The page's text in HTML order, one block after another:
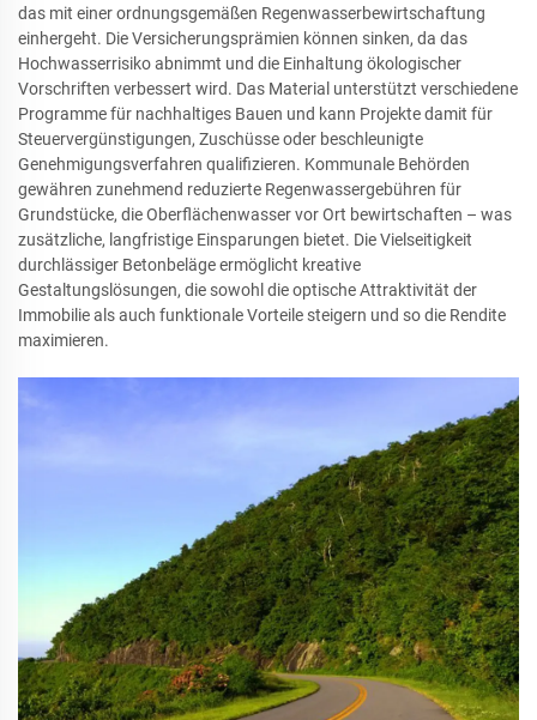
das mit einer ordnungsgemäßen Regenwasserbewirtschaftung
einhergeht. Die Versicherungsprämien können sinken, da das
Hochwasserrisiko abnimmt und die Einhaltung ökologischer
Vorschriften verbessert wird. Das Material unterstützt verschiedene
Programme für nachhaltiges Bauen und kann Projekte damit für
Steuervergünstigungen, Zuschüsse oder beschleunigte
Genehmigungsverfahren qualifizieren. Kommunale Behörden
gewähren zunehmend reduzierte Regenwassergebühren für
Grundstücke, die Oberflächenwasser vor Ort bewirtschaften – was
zusätzliche, langfristige Einsparungen bietet. Die Vielseitigkeit
durchlässiger Betonbeläge ermöglicht kreative
Gestaltungslösungen, die sowohl die optische Attraktivität der
Immobilie als auch funktionale Vorteile steigern und so die Rendite
maximieren.